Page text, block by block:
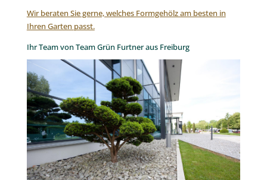
Wir beraten Sie gerne, welches Formgehölz am besten in
Ihren Garten passt.
Ihr Team von Team Grün Furtner aus Freiburg